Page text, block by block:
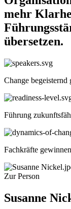
mehr
übersetzen.
Change begeisternd
Führung
Fachkräfte
Zur Person
Susanne